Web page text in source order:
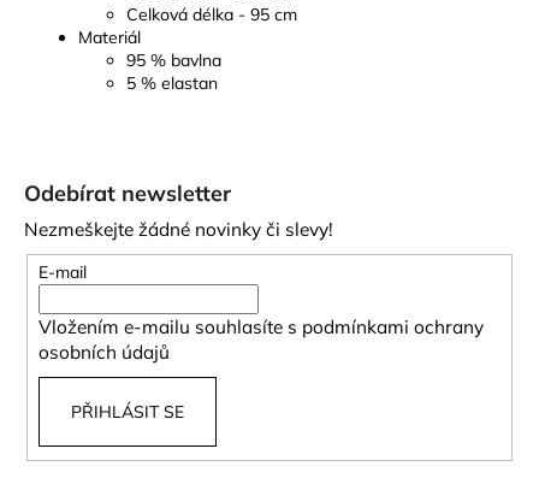
Celková délka - 95 cm
Materiál
95 % bavlna
5 % elastan
Odebírat newsletter
Nezmeškejte žádné novinky či slevy!
E-mail
Vložením e-mailu souhlasíte s podmínkami ochrany
osobních údajů
PŘIHLÁSIT SE